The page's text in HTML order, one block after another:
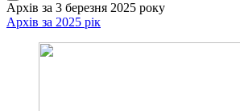
Архів за 3 березня 2025 року
Архів за 2025 рік